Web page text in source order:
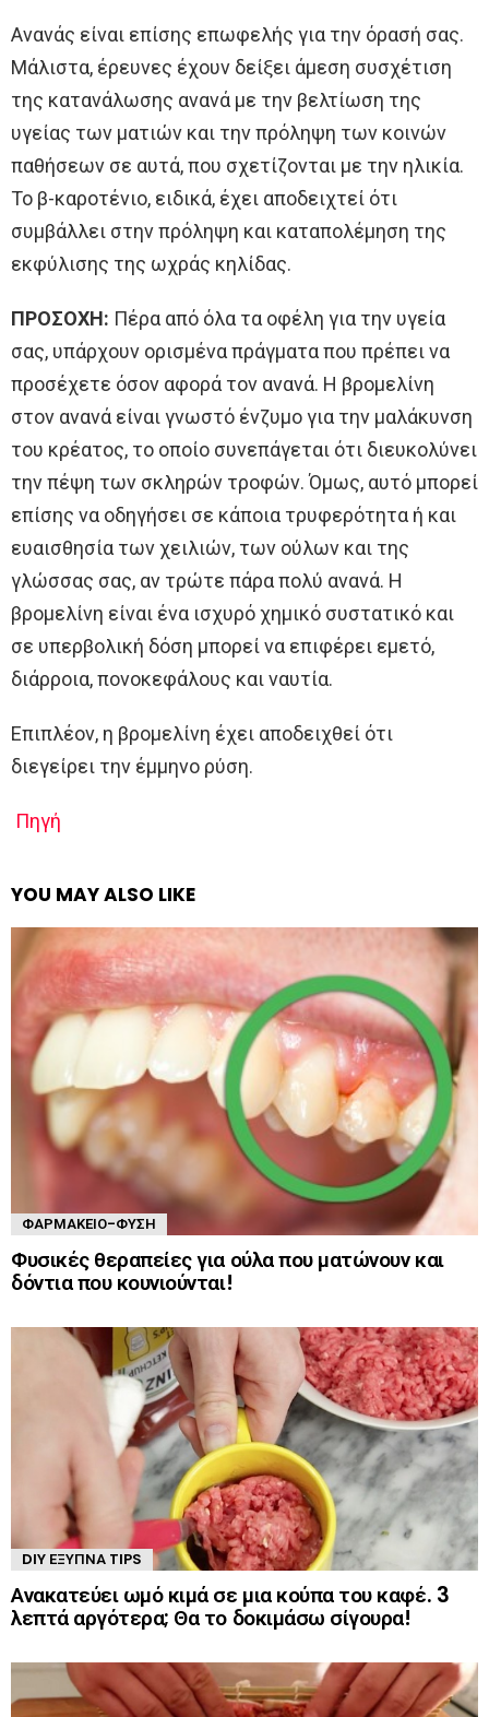
Ανανάς είναι επίσης επωφελής για την όρασή σας.
Μάλιστα, έρευνες έχουν δείξει άμεση συσχέτιση
της κατανάλωσης ανανά με την βελτίωση της
υγείας των ματιών και την πρόληψη των κοινών
παθήσεων σε αυτά, που σχετίζονται με την ηλικία.
Το β-καροτένιο, ειδικά, έχει αποδειχτεί ότι
συμβάλλει στην πρόληψη και καταπολέμηση της
εκφύλισης της ωχράς κηλίδας.
ΠΡΟΣΟΧΗ: Πέρα από όλα τα οφέλη για την υγεία
σας, υπάρχουν ορισμένα πράγματα που πρέπει να
προσέχετε όσον αφορά τον ανανά. Η βρομελίνη
στον ανανά είναι γνωστό ένζυμο για την μαλάκυνση
του κρέατος, το οποίο συνεπάγεται ότι διευκολύνει
την πέψη των σκληρών τροφών. Όμως, αυτό μπορεί
επίσης να οδηγήσει σε κάποια τρυφερότητα ή και
ευαισθησία των χειλιών, των ούλων και της
γλώσσας σας, αν τρώτε πάρα πολύ ανανά. Η
βρομελίνη είναι ένα ισχυρό χημικό συστατικό και
σε υπερβολική δόση μπορεί να επιφέρει εμετό,
διάρροια, πονοκεφάλους και ναυτία.
Επιπλέον, η βρομελίνη έχει αποδειχθεί ότι
διεγείρει την έμμηνο ρύση.
Πηγή
YOU MAY ALSO LIKE
ΦΑΡΜΑΚΕΊΟ-ΦΎΣΗ
Φυσικές θεραπείες για ούλα που ματώνουν και
δόντια που κουνιούνται!
DIY ΈΞΥΠΝΑ TIPS
Ανακατεύει ωμό κιμά σε μια κούπα του καφέ. 3
λεπτά αργότερα; Θα το δοκιμάσω σίγουρα!